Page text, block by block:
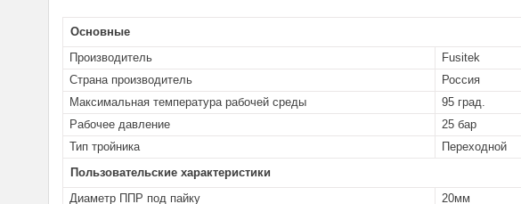
Основные
Производитель
Fusitek
Страна производитель
Россия
Максимальная температура рабочей среды
95 град.
Рабочее давление
25 бар
Тип тройника
Переходной
Пользовательские характеристики
Диаметр ППР под пайку
20мм